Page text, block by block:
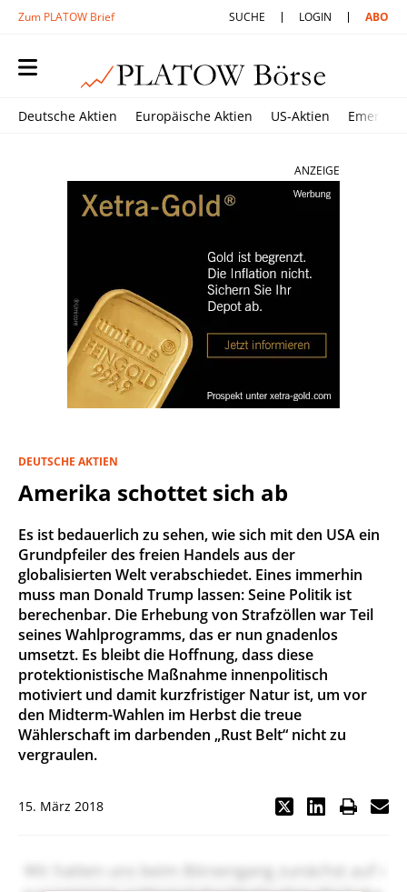
Zum PLATOW Brief SUCHE LOGIN ABO
Deutsche Aktien Europäische Aktien US-Aktien
ANZEIGE
DEUTSCHE AKTIEN
Amerika schottet sich ab
Es ist bedauerlich zu sehen, wie sich mit den USA ein
Grundpfeiler des freien Handels aus der
globalisierten Welt verabschiedet. Eines immerhin
muss man Donald Trump lassen: Seine Politik ist
berechenbar. Die Erhebung von Strafzöllen war Teil
seines Wahlprogramms, das er nun gnadenlos
umsetzt. Es bleibt die Hoffnung, dass diese
protektionistische Maßnahme innenpolitisch
motiviert und damit kurzfristiger Natur ist, um vor
den Midterm-Wahlen im Herbst die treue
Wählerschaft im darbenden „Rust Belt“ nicht zu
vergraulen.
15. März 2018